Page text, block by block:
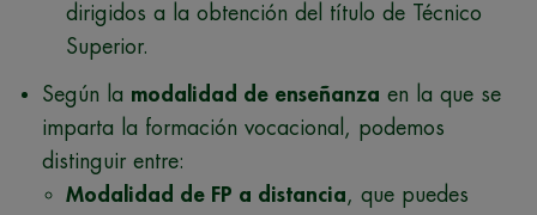
dirigidos a la obtención del título de Técnico
Superior.
Según la modalidad de enseñanza en la que se
imparta la formación vocacional, podemos
distinguir entre:
Modalidad de FP a distancia, que puedes